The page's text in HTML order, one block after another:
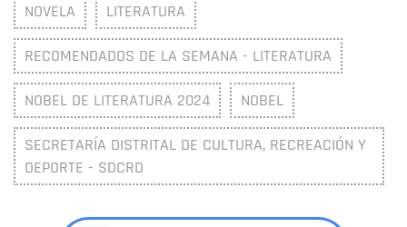
NOVELA LITERATURA
RECOMENDADOS DE LA SEMANA - LITERATURA
NOBEL DE LITERATURA 2024 NOBEL
SECRETARÍA DISTRITAL DE CULTURA, RECREACIÓN Y
DEPORTE - SDCRD